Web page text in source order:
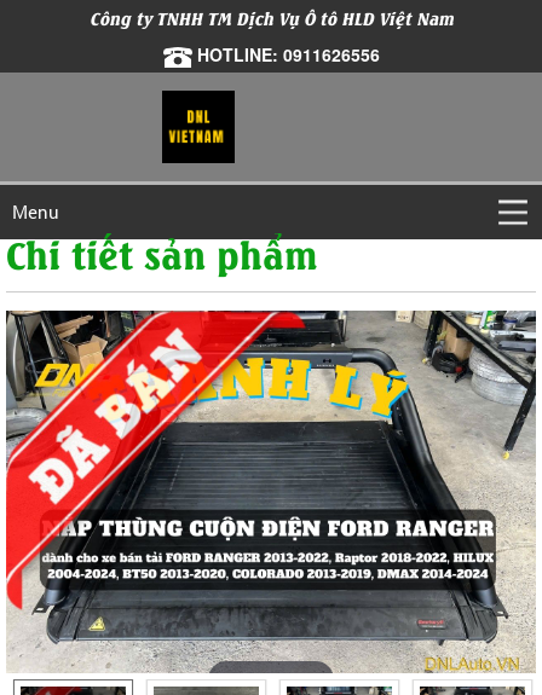
Công ty TNHH TM Dịch Vụ Ô tô HLD Việt Nam
HOTLINE: 0911626556
Menu
Chi tiết sản phẩm
Tap to expand